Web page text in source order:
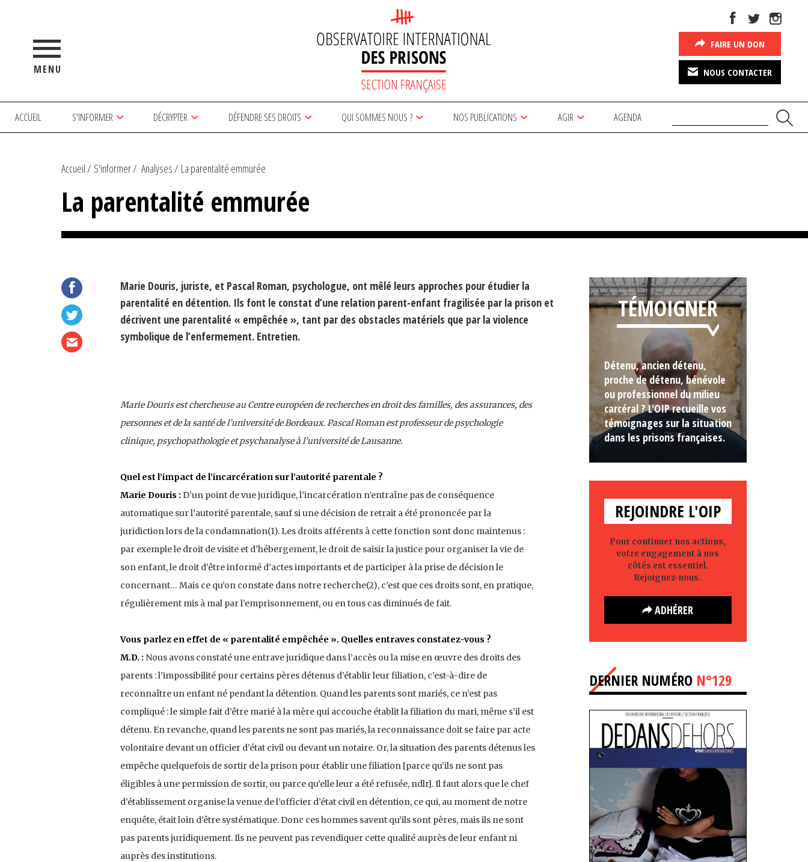
MENU
FAIRE UN DON
NOUS CONTACTER
ACCUEIL S’INFORMER DÉCRYPTER DÉFENDRE SES DROITS QUI SOMMES NOUS ? NOS PUBLICATIONS AGIR AGENDA
Accueil S'informer Analyses La parentalité emmurée
La parentalité emmurée
Marie Douris, juriste, et Pascal Roman, psychologue, ont mêlé leurs approches pour étudier la
parentalité en détention. Ils font le constat d’une relation parent-enfant fragilisée par la prison et
décrivent une parentalité « empêchée », tant par des obstacles matériels que par la violence
symbolique de l’enfermement. Entretien.
Marie Douris est chercheuse au Centre européen de recherches en droit des familles, des assurances, des
personnes et de la santé de l’université de Bordeaux. Pascal Roman est professeur de psychologie
clinique, psychopathologie et psychanalyse à l’université de Lausanne.
Quel est l’impact de l’incarcération sur l’autorité parentale ?
Marie Douris : D’un point de vue juridique, l’incarcération n’entraîne pas de conséquence
automatique sur l’autorité parentale, sauf si une décision de retrait a été prononcée par la
juridiction lors de la condamnation(1). Les droits afférents à cette fonction sont donc maintenus :
par exemple le droit de visite et d’hébergement, le droit de saisir la justice pour organiser la vie de
son enfant, le droit d’être informé d’actes importants et de participer à la prise de décision le
concernant… Mais ce qu’on constate dans notre recherche(2), c’est que ces droits sont, en pratique,
régulièrement mis à mal par l’emprisonnement, ou en tous cas diminués de fait.
Vous parlez en effet de « parentalité empêchée ». Quelles entraves constatez-vous ?
M.D. : Nous avons constaté une entrave juridique dans l’accès ou la mise en œuvre des droits des
parents : l’impossibilité pour certains pères détenus d’établir leur filiation, c’est-à-dire de
reconnaître un enfant né pendant la détention. Quand les parents sont mariés, ce n’est pas
compliqué : le simple fait d’être marié à la mère qui accouche établit la filiation du mari, même s’il est
détenu. En revanche, quand les parents ne sont pas mariés, la reconnaissance doit se faire par acte
volontaire devant un officier d’état civil ou devant un notaire. Or, la situation des parents détenus les
empêche quelquefois de sortir de la prison pour établir une filiation [parce qu’ils ne sont pas
éligibles à une permission de sortir, ou parce qu’elle leur a été refusée, ndlr]. Il faut alors que le chef
d’établissement organise la venue de l’officier d’état civil en détention, ce qui, au moment de notre
enquête, était loin d’être systématique. Donc ces hommes savent qu’ils sont pères, mais ils ne sont
pas parents juridiquement. Ils ne peuvent pas revendiquer cette qualité auprès de leur enfant ni
auprès des institutions.
TÉMOIGNER
Détenu, ancien détenu,
proche de détenu, bénévole
ou professionnel du milieu
carcéral ? L'OIP recueille vos
témoignages sur la situation
dans les prisons françaises.
REJOINDRE L'OIP
Pour continuer nos actions,
votre engagement à nos
côtés est essentiel.
Rejoignez-nous.
ADHÉRER
DERNIER NUMÉRO N°129